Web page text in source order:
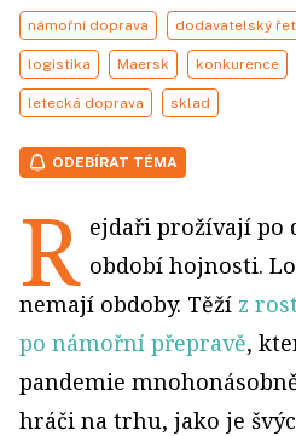
námořní doprava dodavatelský
logistika Maersk konkurence
letecká doprava sklad
ODEBÍRAT TÉMA
R ejdaři prožívají po
období hojnosti.
nemají obdoby. Těží z
po námořní přepravě,
pandemie
hráči na trhu, jako je